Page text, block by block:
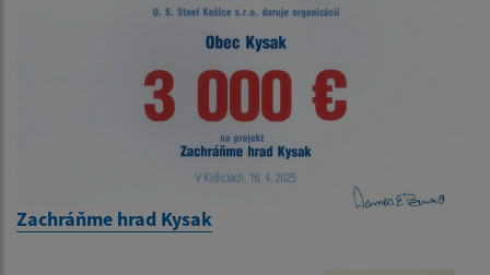
Zachráňme hrad Kysak